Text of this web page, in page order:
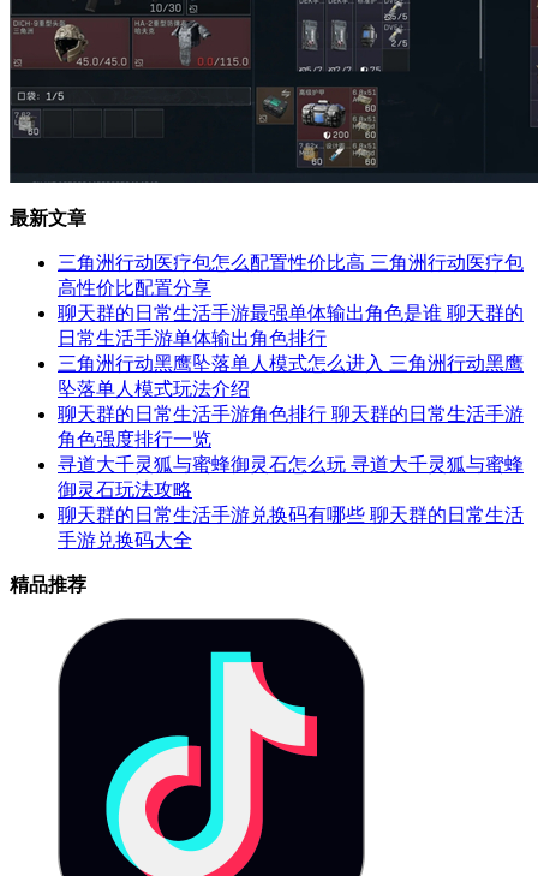
最新文章
三角洲行动医疗包怎么配置性价比高 三角洲行动医疗包
高性价比配置分享
聊天群的日常生活手游最强单体输出角色是谁 聊天群的
日常生活手游单体输出角色排行
三角洲行动黑鹰坠落单人模式怎么进入 三角洲行动黑鹰
坠落单人模式玩法介绍
聊天群的日常生活手游角色排行 聊天群的日常生活手游
角色强度排行一览
寻道大千灵狐与蜜蜂御灵石怎么玩 寻道大千灵狐与蜜蜂
御灵石玩法攻略
聊天群的日常生活手游兑换码有哪些 聊天群的日常生活
手游兑换码大全
精品推荐